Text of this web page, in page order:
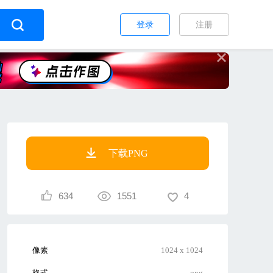
注册
登录
下载PNG
634 1551 4
像素 1024 x 1024